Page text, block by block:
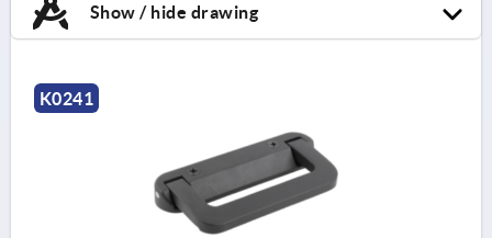
Show / hide drawing
K0241